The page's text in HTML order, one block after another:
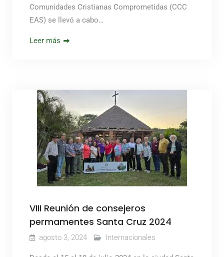
Comunidades Cristianas Comprometidas (CCC
EAS) se llevó a cabo…
Leer más
VIII Reunión de consejeros
permamentes Santa Cruz 2024
agosto 3, 2024 Internacionales